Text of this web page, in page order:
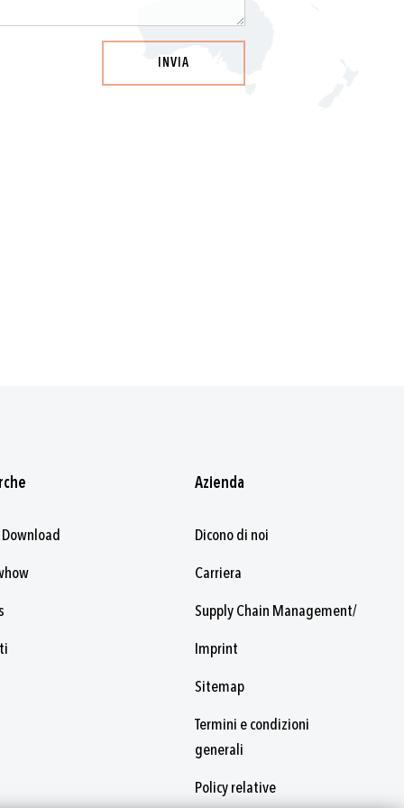
INVIA
Azienda
Dicono di noi
Carriera
Supply Chain Management/
Imprint
Sitemap
Termini e condizioni
generali
Policy relative